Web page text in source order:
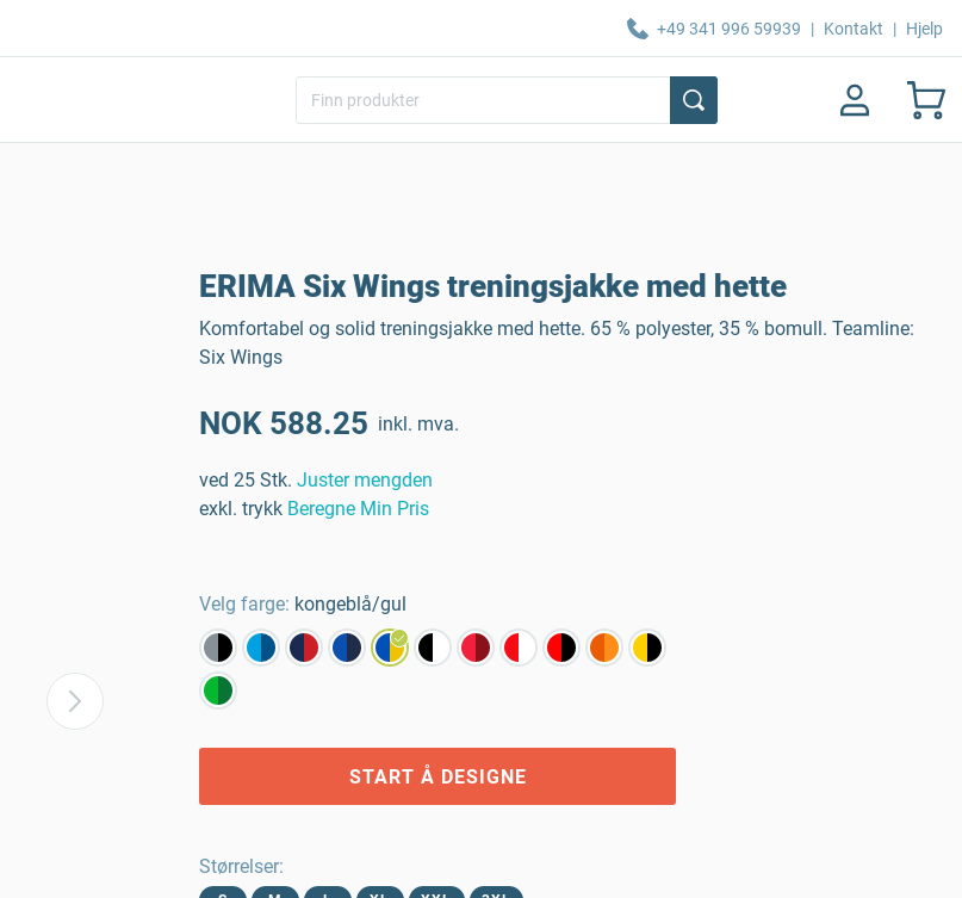
+49 341 996 59939 | Kontakt | Hjelp
ERIMA Six Wings treningsjakke med hette
Komfortabel og solid treningsjakke med hette. 65 % polyester, 35 % bomull. Teamline:
Six Wings
NOK 588.25 inkl. mva.
ved 25 Stk. Juster mengden
exkl. trykk Beregne Min Pris
Velg farge: kongeblå/gul
START Å DESIGNE
Størrelser: